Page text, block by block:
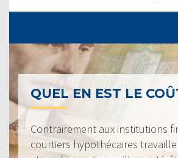
QUEL EN EST LE
Contrairement aux institutions
courtiers hypothécaires